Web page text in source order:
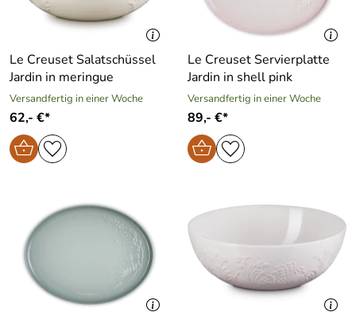
Le Creuset Salatschüssel
Jardin in meringue
Versandfertig in einer Woche
62,- €*
Le Creuset Servierplatte
Jardin in shell pink
Versandfertig in einer Woche
89,- €*